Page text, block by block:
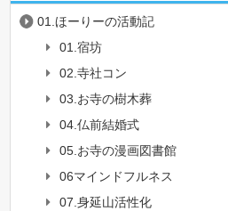
01.ほーりーの活動記
01.宿坊
02.寺社コン
03.お寺の樹木葬
04.仏前結婚式
05.お寺の漫画図書館
06マインドフルネス
07.身延山活性化